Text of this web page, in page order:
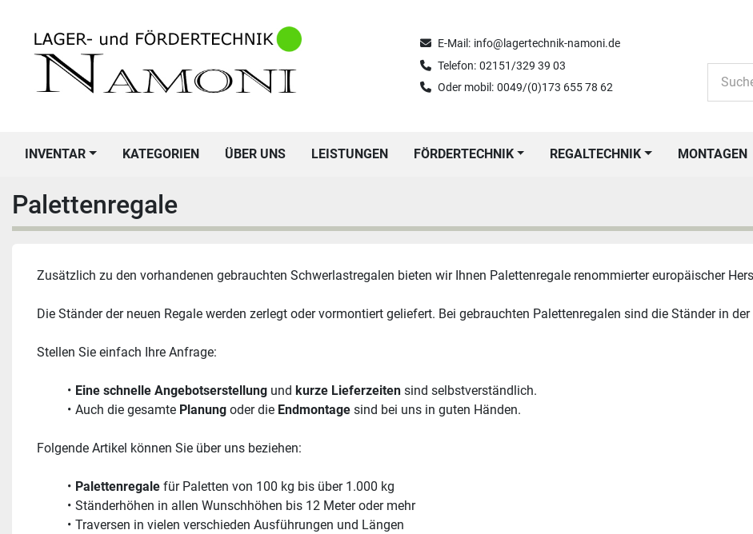
E-Mail: info@lagertechnik-namoni.de
Telefon: 02151/329 39 03
Oder mobil: 0049/(0)173 655 78 62
INVENTAR KATEGORIEN ÜBER UNS LEISTUNGEN FÖRDERTECHNIK REGALTECHNIK MONTAGEN
Palettenregale
Zusätzlich zu den vorhandenen gebrauchten Schwerlastregalen bieten wir Ihnen Palettenregale renommierter europäischer
Die Ständer der neuen Regale werden zerlegt oder vormontiert geliefert. Bei gebrauchten Palettenregalen sind die Ständer in
Stellen Sie einfach Ihre Anfrage:
Eine schnelle Angebotserstellung und kurze Lieferzeiten sind selbstverständlich.
Auch die gesamte Planung oder die Endmontage sind bei uns in guten Händen.
Folgende Artikel können Sie über uns beziehen:
Palettenregale für Paletten von 100 kg bis über 1.000 kg
Ständerhöhen in allen Wunschhöhen bis 12 Meter oder mehr
Traversen in vielen verschieden Ausführungen und Längen